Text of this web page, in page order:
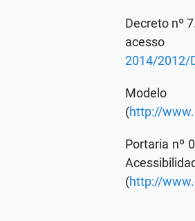
Decreto nº
2014/2012/
(http://
Portaria nº
(http://